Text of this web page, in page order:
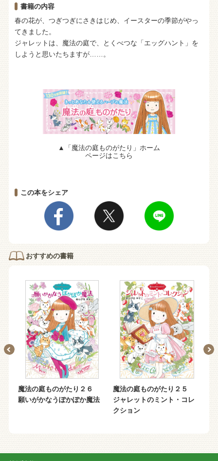
書籍の内容
春の花が、つぎつぎにさきはじめ、イースターの季節がやっ
てきました。
ジャレットは、魔法の庭で、とくべつな「エッグハント」を
しようと思いたちますが……。
▲「魔法の庭ものがたり」ホーム
ページはこちら
この本をシェア
おすすめの書籍
魔法の庭ものがたり２６
願いがかなうぽかぽか魔法
魔法の庭ものがたり２５
ジャレットのミント・コレ
クション